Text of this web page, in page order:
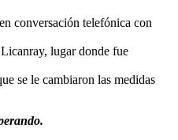
conversación telefónica con
lugar donde fue
se le cambiaron las medidas